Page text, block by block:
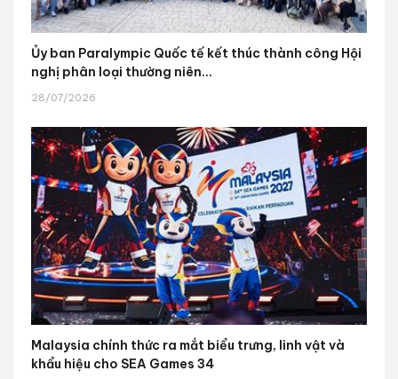
Ủy ban Paralympic Quốc tế kết thúc thành công Hội
nghị phân loại thường niên...
28/07/2026
Malaysia chính thức ra mắt biểu trưng, linh vật và
khẩu hiệu cho SEA Games 34